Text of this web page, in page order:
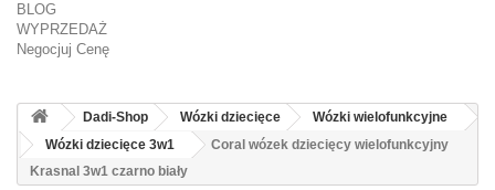
BLOG
WYPRZEDAŻ
Negocjuj Cenę
Dadi-Shop Wózki dziecięce
Wózki wielofunkcyjne
Wózki dziecięce 3w1
Coral wózek dziecięcy wielofunkcyjny
Krasnal 3w1 czarno biały